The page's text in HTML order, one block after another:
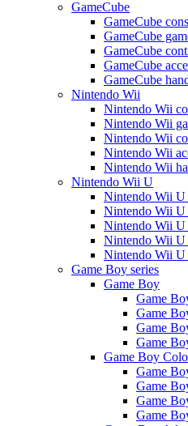
GameCube
GameCube
GameCube
GameCube
GameCube
GameCube
Nintendo Wii
Nintendo Wii
Nintendo Wii
Nintendo Wii
Nintendo Wii
Nintendo Wii
Nintendo Wii U
Nintendo Wii U
Nintendo Wii U
Nintendo Wii U
Nintendo Wii U
Nintendo Wii U
Game Boy series
Game Boy
Game
Game
Game
Game
Game Boy
Game
Game
Game
Game